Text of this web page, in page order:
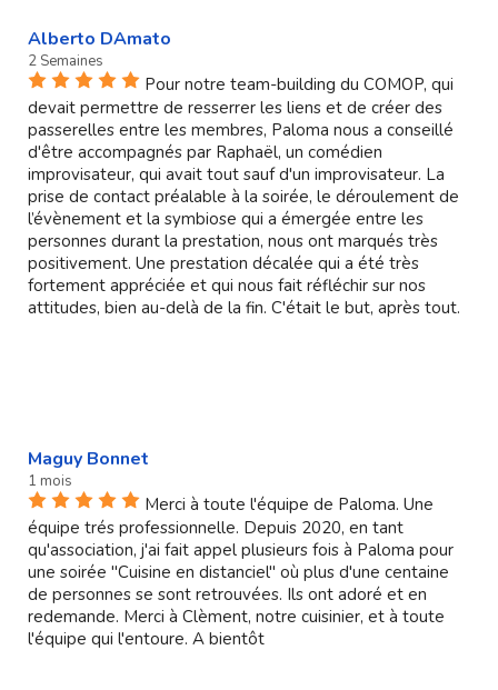
Alberto DAmato
2 Semaines
Pour notre team-building du COMOP, qui
devait permettre de resserrer les liens et de créer des
passerelles entre les membres, Paloma nous a conseillé
d'être accompagnés par Raphaël, un comédien
improvisateur, qui avait tout sauf d'un improvisateur. La
prise de contact préalable à la soirée, le déroulement de
l’évènement et la symbiose qui a émergée entre les
personnes durant la prestation, nous ont marqués très
positivement. Une prestation décalée qui a été très
fortement appréciée et qui nous fait réfléchir sur nos
attitudes, bien au-delà de la fin. C'était le but, après tout.
Maguy Bonnet
1 mois
Merci à toute l'équipe de Paloma. Une
équipe trés professionnelle. Depuis 2020, en tant
qu'association, j'ai fait appel plusieurs fois à Paloma pour
une soirée "Cuisine en distanciel" où plus d'une centaine
de personnes se sont retrouvées. Ils ont adoré et en
redemande. Merci à Clèment, notre cuisinier, et à toute
l'équipe qui l'entoure. A bientôt